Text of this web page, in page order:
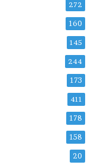
272
160
145
244
173
411
178
158
20